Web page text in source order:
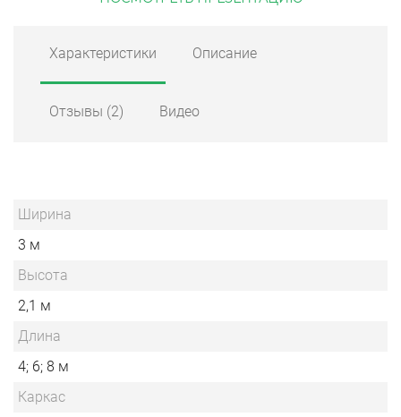
Характеристики Описание
Отзывы (2) Видео
Ширина
3 м
Высота
2,1 м
Длина
4; 6; 8 м
Каркас